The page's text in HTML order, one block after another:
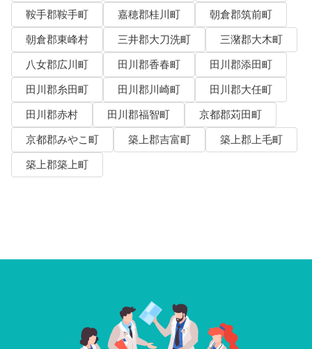
鞍手郡鞍手町
嘉穂郡桂川町
朝倉郡筑前町
朝倉郡東峰村
三井郡大刀洗町
三潴郡大木町
八女郡広川町
田川郡香春町
田川郡添田町
田川郡糸田町
田川郡川崎町
田川郡大任町
田川郡赤村
田川郡福智町
京都郡苅田町
京都郡みやこ町
築上郡吉富町
築上郡上毛町
築上郡築上町